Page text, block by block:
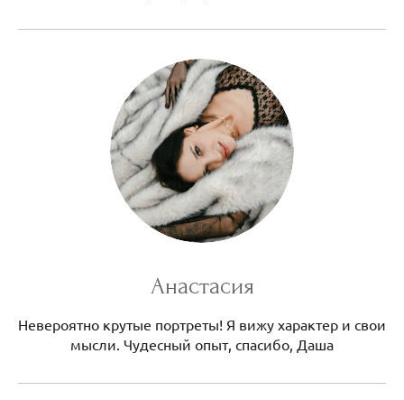
Анастасия
Невероятно крутые портреты! Я вижу характер и свои
мысли. Чудесный опыт, спасибо, Даша